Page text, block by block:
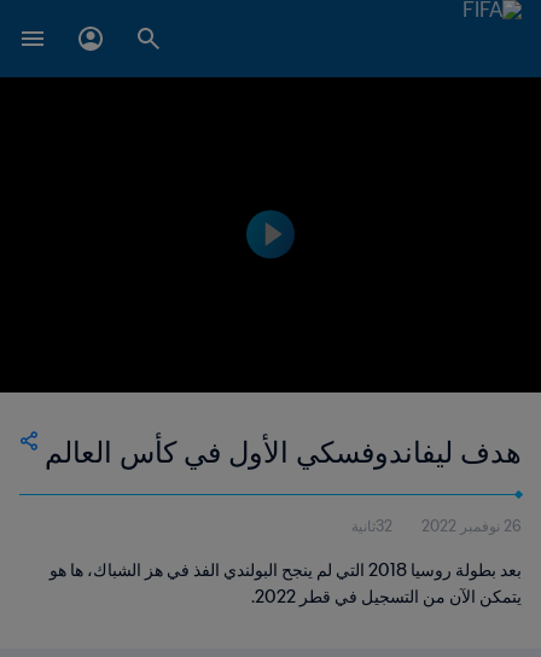
هدف ليفاندوفسكي الأول في كأس العالم
26 نوفمبر 2022 32ثانية
بعد بطولة روسيا 2018 التي لم ينجح البولندي الفذ في هز الشباك، ها هو
يتمكن الآن من التسجيل في قطر 2022.